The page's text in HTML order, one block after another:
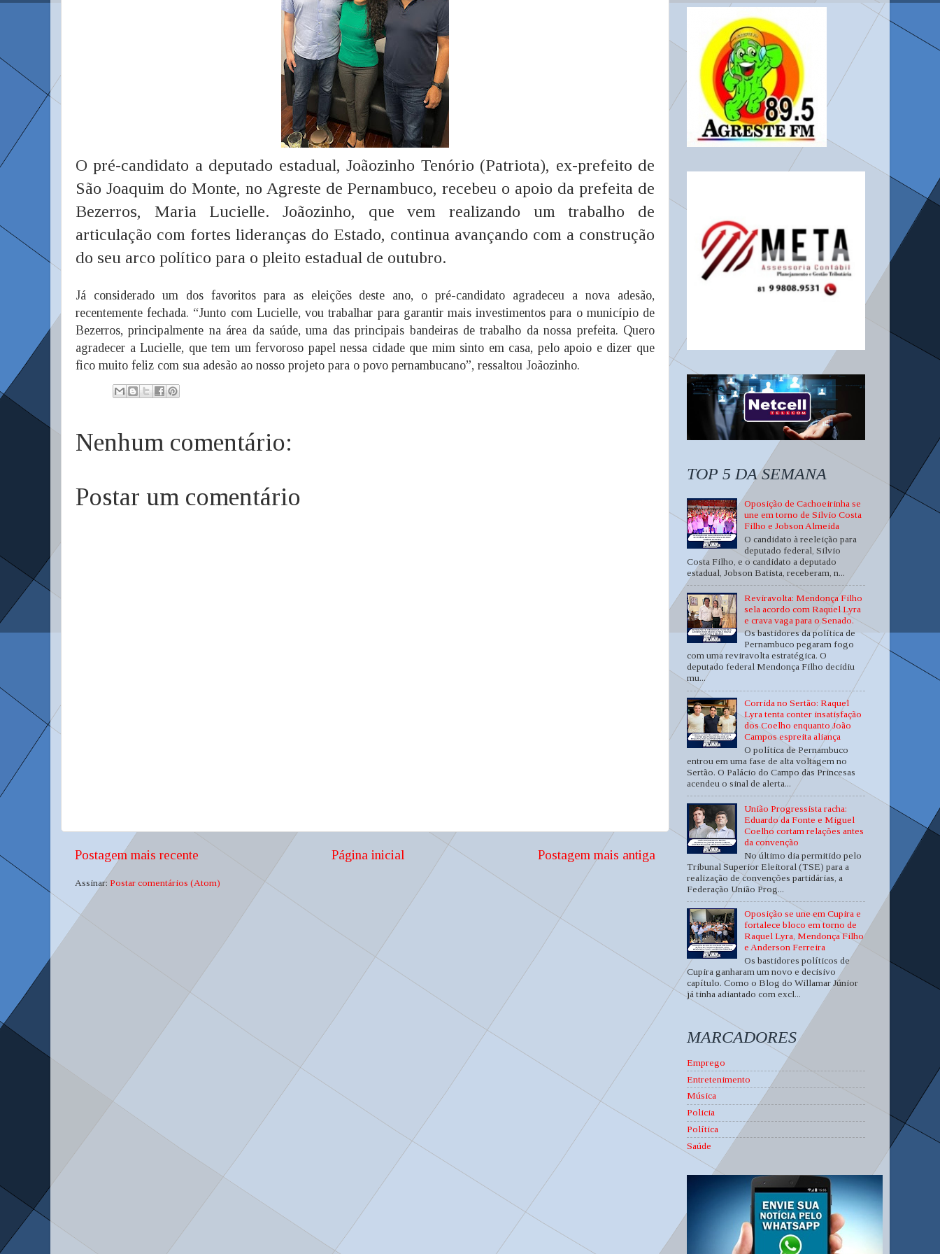
O pré-candidato a deputado estadual, Joãozinho Tenório (Patriota), ex-prefeito de
São Joaquim do Monte, no Agreste de Pernambuco, recebeu o apoio da prefeita de
Bezerros, Maria Lucielle. Joãozinho, que vem realizando um trabalho de
articulação com fortes lideranças do Estado, continua avançando com a construção
do seu arco político para o pleito estadual de outubro.
Já considerado um dos favoritos para as eleições deste ano, o pré-candidato agradeceu a nova adesão,
recentemente fechada. “Junto com Lucielle, vou trabalhar para garantir mais investimentos para o município de
Bezerros, principalmente na área da saúde, uma das principais bandeiras de trabalho da nossa prefeita. Quero
agradecer a Lucielle, que tem um fervoroso papel nessa cidade que mim sinto em casa, pelo apoio e dizer que
fico muito feliz com sua adesão ao nosso projeto para o povo pernambucano”, ressaltou Joãozinho.
Nenhum comentário:
Postar um comentário
Postagem mais recente Postagem mais antiga
Página inicial
Assinar: Postar comentários (Atom)
TOP 5 DA SEMANA
Oposição de Cachoeirinha se
une em torno de Silvio Costa
Filho e Jobson Almeida
O candidato à reeleição para
deputado federal, Silvio
Costa Filho, e o candidato a deputado
estadual, Jobson Batista, receberam, n...
Reviravolta: Mendonça Filho
sela acordo com Raquel Lyra
e crava vaga para o Senado.
Os bastidores da política de
Pernambuco pegaram fogo
com uma reviravolta estratégica. O
deputado federal Mendonça Filho decidiu
mu...
Corrida no Sertão: Raquel
Lyra tenta conter insatisfação
dos Coelho enquanto João
Campos espreita aliança
O política de Pernambuco
entrou em uma fase de alta voltagem no
Sertão. O Palácio do Campo das Princesas
acendeu o sinal de alerta...
União Progressista racha:
Eduardo da Fonte e Miguel
Coelho cortam relações antes
da convenção
No último dia permitido pelo
Tribunal Superior Eleitoral (TSE) para a
realização de convenções partidárias, a
Federação União Prog...
Oposição se une em Cupira e
fortalece bloco em torno de
Raquel Lyra, Mendonça Filho
e Anderson Ferreira
Os bastidores políticos de
Cupira ganharam um novo e decisivo
capítulo. Como o Blog do Willamar Júnior
já tinha adiantado com excl...
MARCADORES
Emprego
Entretenimento
Música
Policia
Política
Saúde